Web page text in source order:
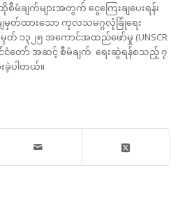
မံချက်များအတွက် ငွေကြေးချပေးရန်၊
မှတ်ထားသော ကုလသမဂ္ဂလုံခြုံရေး
၁၃၂၅ အကောင်အထည်ဖော်မှု (UNSCR
နိုင်ငံတော် အဆင့် စီမံချက် ရေးဆွဲရန်စသည့် ၇
ခဲ့ပါတယ်။